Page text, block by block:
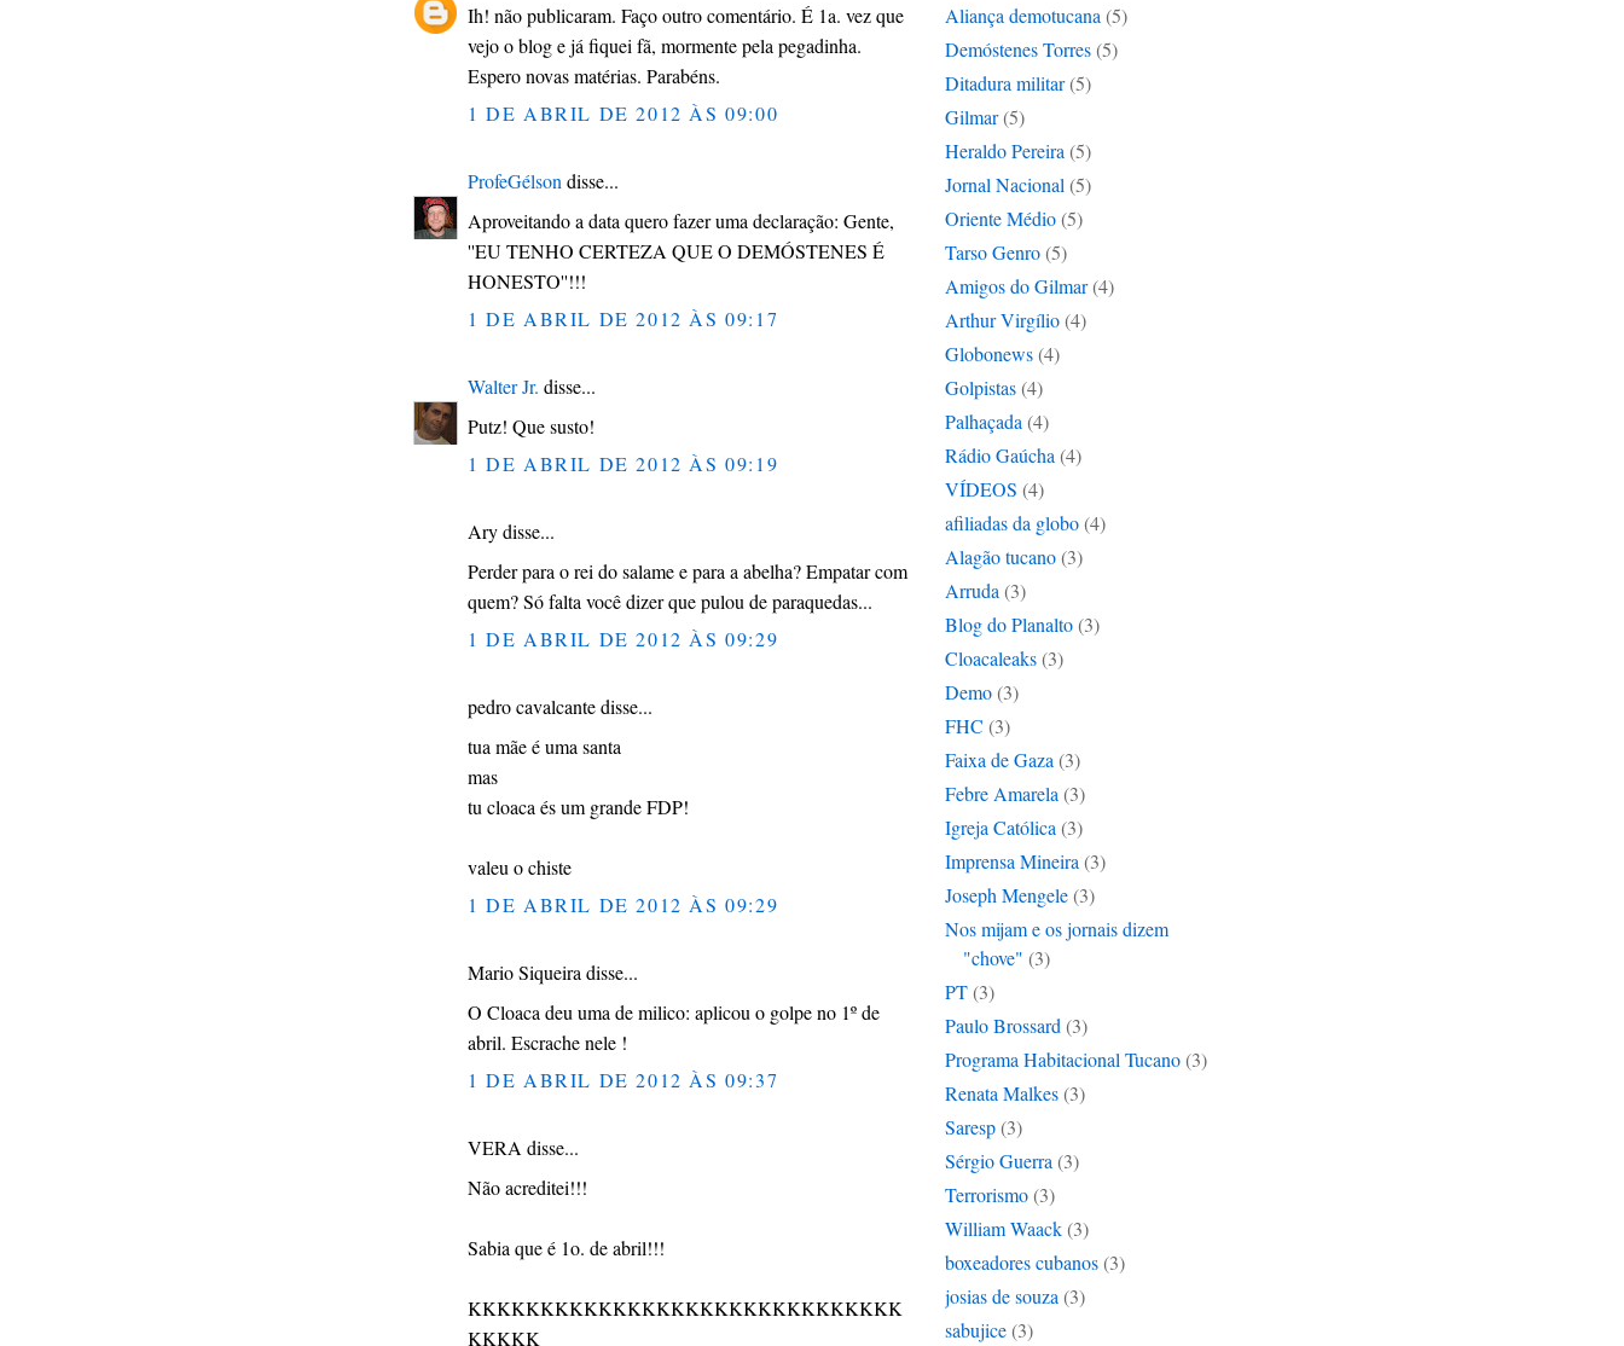
Ih! não publicaram. Faço outro comentário. É 1a. vez que
vejo o blog e já fiquei fã, mormente pela pegadinha.
Espero novas matérias. Parabéns.
1 DE ABRIL DE 2012 ÀS 09:00
ProfeGélson disse...
Aproveitando a data quero fazer uma declaração: Gente,
''EU TENHO CERTEZA QUE O DEMÓSTENES É
HONESTO''!!!
1 DE ABRIL DE 2012 ÀS 09:17
Walter Jr. disse...
Putz! Que susto!
1 DE ABRIL DE 2012 ÀS 09:19
Ary disse...
Perder para o rei do salame e para a abelha? Empatar com
quem? Só falta você dizer que pulou de paraquedas...
1 DE ABRIL DE 2012 ÀS 09:29
pedro cavalcante disse...
tua mãe é uma santa
mas
tu cloaca és um grande FDP!
valeu o chiste
1 DE ABRIL DE 2012 ÀS 09:29
Mario Siqueira disse...
O Cloaca deu uma de milico: aplicou o golpe no 1º de
abril. Escrache nele !
1 DE ABRIL DE 2012 ÀS 09:37
VERA disse...
Não acreditei!!!
Sabia que é 1o. de abril!!!
KKKKKKKKKKKKKKKKKKKKKKKKKKKKKK
KKKKK
Aliança demotucana (5)
Demóstenes Torres(5)
Ditadura militar(5)
Gilmar(5)
Heraldo Pereira (5)
Jornal Nacional (5)
Oriente Médio(5)
Tarso Genro(5)
Amigos do Gilmar(4)
Arthur Virgílio(4)
Globonews(4)
Golpistas(4)
Palhaçada (4)
Rádio Gaúcha (4)
VÍDEOS (4)
afiliadas da globo(4)
Alagão tucano(3)
Arruda (3)
Blog do Planalto(3)
Cloacaleaks(3)
Demo(3)
FHC (3)
Faixa de Gaza (3)
Febre Amarela (3)
Igreja Católica (3)
Imprensa Mineira (3)
Joseph Mengele(3)
Nos mijam e os jornais dizem
"chove" (3)
PT(3)
Paulo Brossard (3)
Programa Habitacional Tucano(3)
Renata Malkes(3)
Saresp(3)
Sérgio Guerra (3)
Terrorismo(3)
William Waack(3)
boxeadores cubanos(3)
josias de souza (3)
sabujice(3)